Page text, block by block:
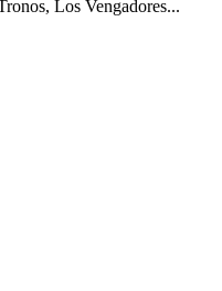
Los Vengadores...